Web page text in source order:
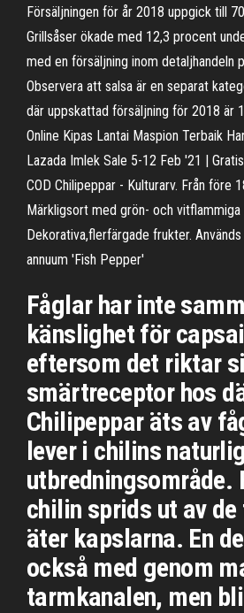
Försäljningen för år 2018 uppgick till
Grillsåser ökade med 12,3 procent
med en försäljning inom detaljhandeln
Observera att salsa är en separat
där uppskattad försäljning för 2018 är
Online Kipas Lantai Maspion Terbaik
Lazada Imlek Sale 5-12 Feb '21 |
COD Chilipeppar - Kulturarv. Från före
Märkligsort med grön- och vitflammiga
Dekorativa,flerfärgade frukter.
annuum 'Fish Pepper'
Fåglar har inte
känslighet för
eftersom det riktar
smärtreceptor hos
Chilipeppar äts av
lever i chilins
utbredningsområde.
chilin sprids ut av
äter kapslarna. En
också med genom
tarmkanalen, men